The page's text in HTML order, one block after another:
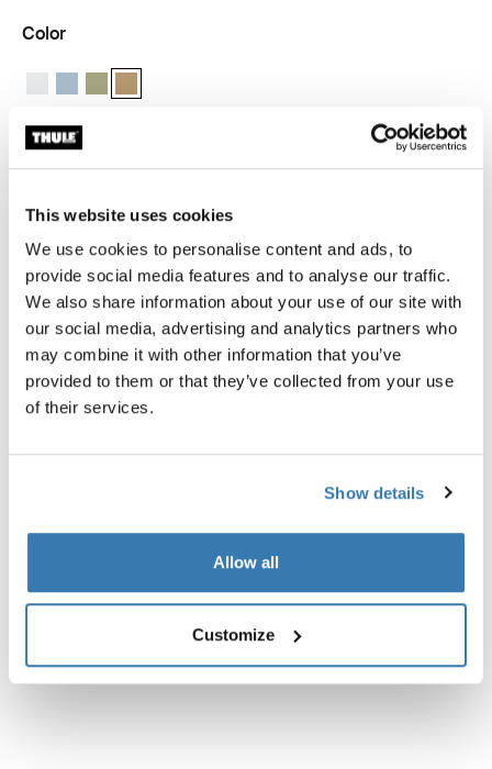
This website uses cookies
We use cookies to personalise content and ads, to
provide social media features and to analyse our traffic.
We also share information about your use of our site with
our social media, advertising and analytics partners who
may combine it with other information that you’ve
provided to them or that they’ve collected from your use
of their services.
Show details
Allow all
Customize
Color
Thule compression cube set Blanco
Thule compression cube set Gris estanque
Thule compression cube set Verde suave
Thule compression cube set Beige suave (selected)
Este duradero juego de cubos para empacar, pequeños
y medianos, te ayudará a maximizar el espacio de
Toggle features
Todas las características
Toggle techspec
Especificaciones técnicas